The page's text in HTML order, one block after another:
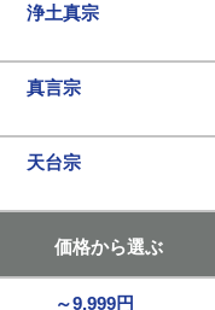
浄土真宗
真言宗
天台宗
価格から選ぶ
～9,999円